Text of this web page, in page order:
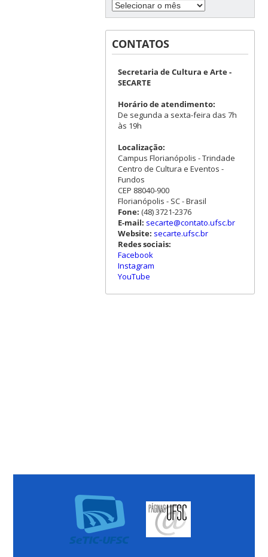
CONTATOS
Secretaria de Cultura e Arte -
SECARTE
Horário de atendimento:
De segunda a sexta-feira das 7h
às 19h
Localização:
Campus Florianópolis - Trindade
Centro de Cultura e Eventos -
Fundos
CEP 88040-900
Florianópolis - SC - Brasil
Fone: (48) 3721-2376
E-mail: secarte@contato.ufsc.br
Website: secarte.ufsc.br
Redes sociais:
Facebook
Instagram
YouTube